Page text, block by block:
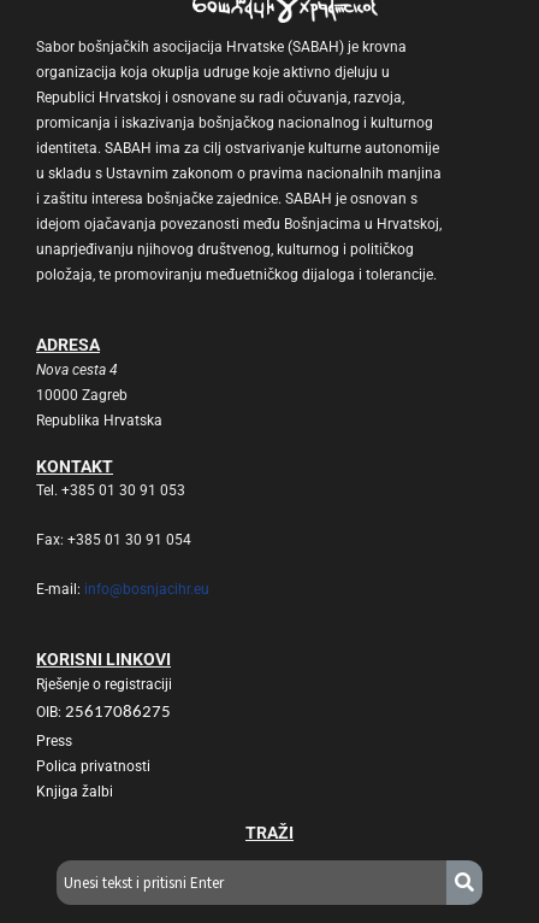
Sabor bošnjačkih asocijacija Hrvatske (SABAH) je krovna
organizacija koja okuplja udruge koje aktivno djeluju u
Republici Hrvatskoj i osnovane su radi očuvanja, razvoja,
promicanja i iskazivanja bošnjačkog nacionalnog i kulturnog
identiteta. SABAH ima za cilj ostvarivanje kulturne autonomije
u skladu s Ustavnim zakonom o pravima nacionalnih manjina
i zaštitu interesa bošnjačke zajednice. SABAH je osnovan s
idejom ojačavanja povezanosti među Bošnjacima u Hrvatskoj,
unaprjeđivanju njihovog društvenog, kulturnog i političkog
položaja, te promoviranju međuetničkog dijaloga i tolerancije.
ADRESA
Nova cesta 4
10000 Zagreb
Republika Hrvatska
KONTAKT
Tel. +385 01 30 91 053
Fax: +385 01 30 91 054
E-mail: info@bosnjacihr.eu
KORISNI LINKOVI
Rješenje o registraciji
OIB: 25617086275
Press
Polica privatnosti
Knjiga žalbi
TRAŽI